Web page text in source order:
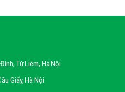
Từ Liêm, Hà Nội
Giấy, Hà Nội